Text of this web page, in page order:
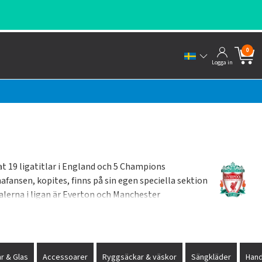
Logga in
0
19 ligatitlar i England och 5 Champions
kopites, finns på sin egen speciella sektion
i ligan är Everton och Manchester
& Glas Accessoarer Ryggsäckar & väskor Sängkläder